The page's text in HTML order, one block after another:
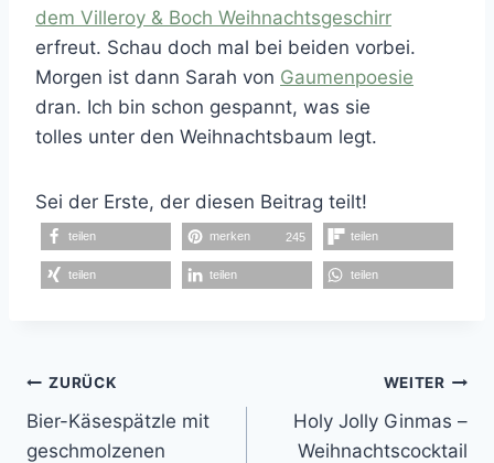
dem Villeroy & Boch Weihnachtsgeschirr
erfreut. Schau doch mal bei beiden vorbei.
Morgen ist dann Sarah von Gaumenpoesie
dran. Ich bin schon gespannt, was sie
tolles unter den Weihnachtsbaum legt.
Sei der Erste, der diesen Beitrag teilt!
teilen merken 245 teilen
teilen teilen teilen
Beitragsnavigation
ZURÜCK
Bier-Käsespätzle mit
geschmolzenen
WEITER
Holy Jolly Ginmas –
Weihnachtscocktail